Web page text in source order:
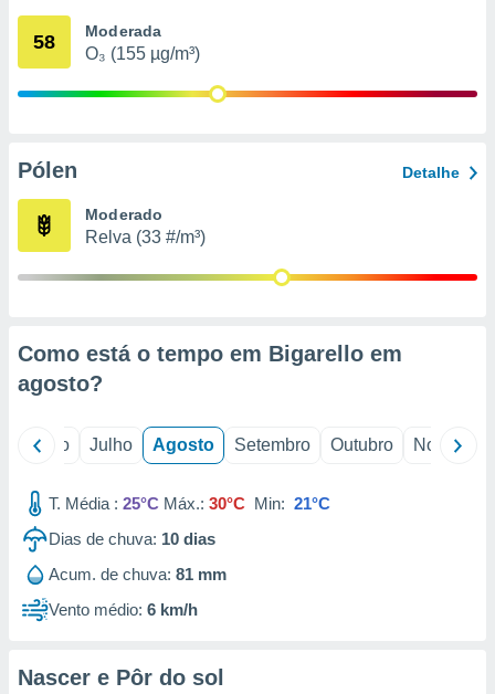
através
estudos
1199
58 Moderada
O₃ (155 µg/m³)
Pólen Detalhe
Moderado
Relva (33 #/m³)
Como está o tempo em Bigarello em
agosto?
Junho Julho Agosto Setembro Outubro Novembro
T. Média : 25°C Máx.: 30°C Min: 21°C
Dias de chuva: 10 dias
Acum. de chuva: 81 mm
Vento médio: 6 km/h
Nascer e Pôr do sol